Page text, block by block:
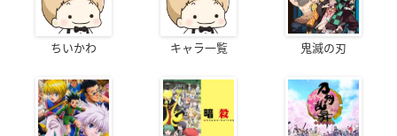
ちいかわ キャラ一覧 鬼滅の刃